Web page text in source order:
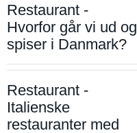
Restaurant -
Hvorfor går vi ud og
spiser i Danmark?
Restaurant -
Italienske
restauranter med